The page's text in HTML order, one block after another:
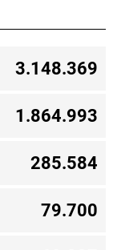
3.148.369
1.864.993
285.584
79.700